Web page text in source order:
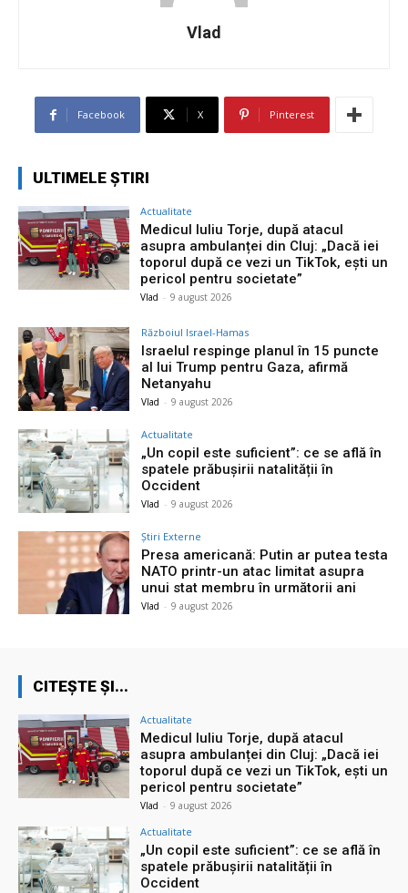
Vlad
Facebook X Pinterest
ULTIMELE ȘTIRI
Actualitate
Medicul Iuliu Torje, după atacul
asupra ambulanței din Cluj: „Dacă iei
toporul după ce vezi un TikTok, ești un
pericol pentru societate”
Vlad - 9 august 2026
Războiul Israel-Hamas
Israelul respinge planul în 15 puncte
al lui Trump pentru Gaza, afirmă
Netanyahu
Vlad - 9 august 2026
Actualitate
„Un copil este suficient”: ce se află în
spatele prăbușirii natalității în
Occident
Vlad - 9 august 2026
Știri Externe
Presa americană: Putin ar putea testa
NATO printr-un atac limitat asupra
unui stat membru în următorii ani
Vlad - 9 august 2026
CITEȘTE ȘI...
Actualitate
Medicul Iuliu Torje, după atacul
asupra ambulanței din Cluj: „Dacă iei
toporul după ce vezi un TikTok, ești un
pericol pentru societate”
Vlad - 9 august 2026
Actualitate
„Un copil este suficient”: ce se află în
spatele prăbușirii natalității în
Occident